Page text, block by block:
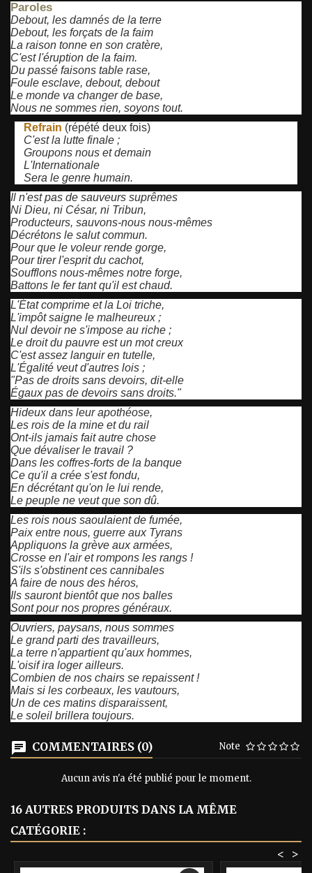
Paroles
Debout, les damnés de la terre
Debout, les forçats de la faim
La raison tonne en son cratère,
C'est l'éruption de la faim.
Du passé faisons table rase,
Foule esclave, debout, debout
Le monde va changer de base,
Nous ne sommes rien, soyons tout.
Refrain (répété deux fois)
C'est la lutte finale ;
Groupons nous et demain
L'Internationale
Sera le genre humain.
Il n'est pas de sauveurs suprêmes
Ni Dieu, ni César, ni Tribun,
Producteurs, sauvons-nous nous-mêmes
Décrétons le salut commun.
Pour que le voleur rende gorge,
Pour tirer l'esprit du cachot,
Soufflons nous-mêmes notre forge,
Battons le fer tant qu'il est chaud.
L'État comprime et la Loi triche,
L'impôt saigne le malheureux ;
Nul devoir ne s'impose au riche ;
Le droit du pauvre est un mot creux
C'est assez languir en tutelle,
L'Égalité veut d'autres lois ;
"Pas de droits sans devoirs, dit-elle
Égaux pas de devoirs sans droits."
Hideux dans leur apothéose,
Les rois de la mine et du rail
Ont-ils jamais fait autre chose
Que dévaliser le travail ?
Dans les coffres-forts de la banque
Ce qu'il a crée s'est fondu,
En décrétant qu'on le lui rende,
Le peuple ne veut que son dû.
Les rois nous saoulaient de fumée,
Paix entre nous, guerre aux Tyrans
Appliquons la grève aux armées,
Crosse en l'air et rompons les rangs !
S'ils s'obstinent ces cannibales
A faire de nous des héros,
Ils sauront bientôt que nos balles
Sont pour nos propres généraux.
Ouvriers, paysans, nous sommes
Le grand parti des travailleurs,
La terre n'appartient qu'aux hommes,
L'oisif ira loger ailleurs.
Combien de nos chairs se repaissent !
Mais si les corbeaux, les vautours,
Un de ces matins disparaissent,
Le soleil brillera toujours.
COMMENTAIRES (0) Note
Aucun avis n'a été publié pour le moment.
16 AUTRES PRODUITS DANS LA MÊME
CATÉGORIE :
>
<